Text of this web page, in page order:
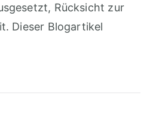
Rücksicht zur
Dieser Blogartikel